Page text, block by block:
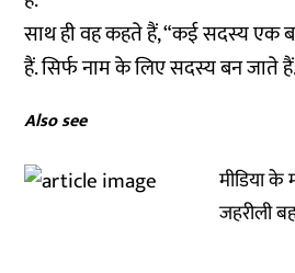
साथ ही वह कहते हैं, “कई सदस्य एक
हैं. सिर्फ नाम के लिए सदस्य बन जाते
Also see
मीडिया के
जहरीली